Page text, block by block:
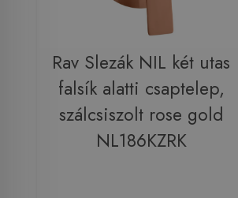
Rav Slezák NIL két utas
falsík alatti csaptelep,
szálcsiszolt rose gold
NL186KZRK